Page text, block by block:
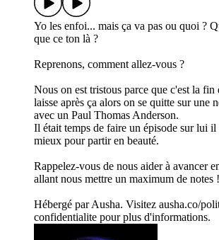
Yo les enfoi... mais ça va pas ou quoi ?
que ce ton là ?
Reprenons, comment allez-vous ?
Nous on est tristous parce que c'est la fin
laisse après ça alors on se quitte sur une
avec un Paul Thomas Anderson.
Il était temps de faire un épisode sur lui il
mieux pour partir en beauté.
Rappelez-vous de nous aider à avancer
allant nous mettre un maximum de notes !
Hébergé par Ausha. Visitez ausha.co/
confidentialite pour plus d'informations.